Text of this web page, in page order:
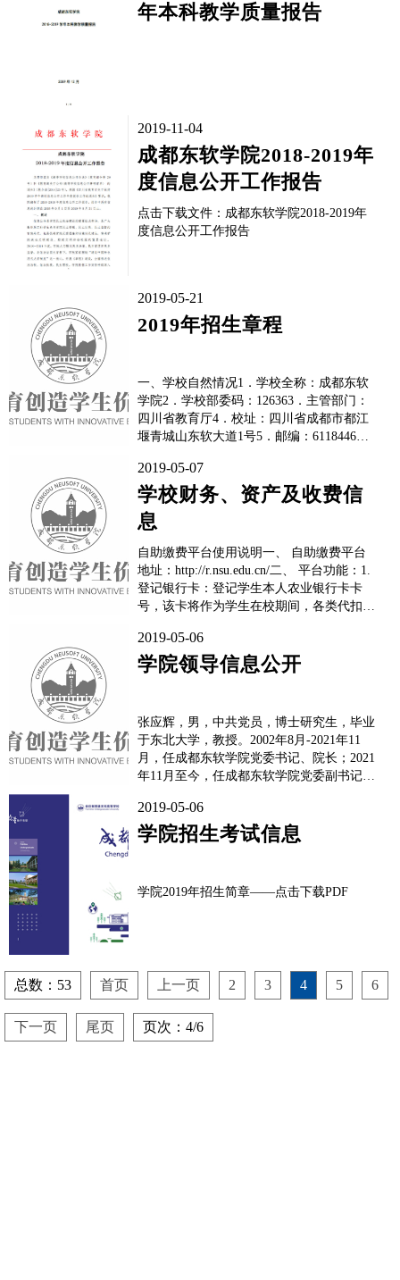
年本科教学质量报告
2019-11-04
成都东软学院2018-2019年
度信息公开工作报告
点击下载文件：成都东软学院2018-2019年
度信息公开工作报告
2019-05-21
2019年招生章程
一、学校自然情况1．学校全称：成都东软
学院2．学校部委码：126363．主管部门：
四川省教育厅4．校址：四川省成都市都江
堰青城山东软大道1号5．邮编：6118446．
学层次：本科、专科8．招生对象：招生对
象为参加全国普通高等学校统一招生考试的
学生，并根据教育部当年颁布的有关文件精
神执行。二、招生计划说明1.严格执...
2019-05-07
学校财务、资产及收费信
息
自助缴费平台使用说明一、 自助缴费平台
地址：http://r.nsu.edu.cn/二、 平台功能：1.
登记银行卡：登记学生本人农业银行卡卡
号，该卡将作为学生在校期间，各类代扣收
各类缴费：个人单项缴费、培训考试报名、
学杂费缴费、网络续期缴费；3. 个人消息：
有关学生本人的收退费通知。4. 缴费方...
2019-05-06
学院领导信息公开
张应辉，男，中共党员，博士研究生，毕业
于东北大学，教授。2002年8月-2021年11
月，任成都东软学院党委书记、院长；2021
年11月至今，任成都东软学院党委副书记、
共党员，硕士学位，毕业于东北工学院（现
东北大学），教授。2021年11月至今，任成
都东软学院党委书记。负责学校...
2019-05-06
学院招生考试信息
学院2019年招生简章——点击下载PDF
总数：53 首页 上一页 2 3 4 5 6
下一页 尾页 页次：4/6